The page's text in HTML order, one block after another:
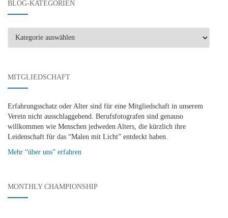
BLOG-KATEGORIEN
Kategorien
MITGLIEDSCHAFT
Erfahrungsschatz oder Alter sind für eine Mitgliedschaft in unserem
Verein nicht ausschlaggebend. Berufsfotografen sind genauso
willkommen wie Menschen jedweden Alters, die kürzlich ihre
Leidenschaft für das “Malen mit Licht” entdeckt haben.
Mehr “über uns” erfahren
MONTHLY CHAMPIONSHIP